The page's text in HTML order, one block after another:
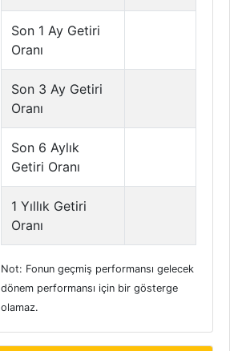
Son 1 Ay Getiri
Oranı
Son 3 Ay Getiri
Oranı
Son 6 Aylık
Getiri Oranı
1 Yıllık Getiri
Oranı
Not: Fonun geçmiş performansı gelecek
dönem performansı için bir gösterge
olamaz.